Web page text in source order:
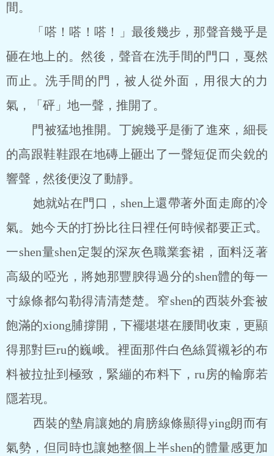
間。
「嗒！嗒！嗒！」最後幾步，那聲音幾乎是
砸在地上的。然後，聲音在洗手間的門口，戛然
而止。洗手間的門，被人從外面，用很大的力
氣，「砰」地一聲，推開了。
門被猛地推開。丁婉幾乎是衝了進來，細長
的高跟鞋鞋跟在地磚上砸出了一聲短促而尖銳的
響聲，然後便沒了動靜。
她就站在門口，shen上還帶著外面走廊的冷
氣。她今天的打扮比往日裡任何時候都要正式。
一shen量shen定製的深灰色職業套裙，面料泛著
高級的啞光，將她那豐腴得過分的shen體的每一
寸線條都勾勒得清清楚楚。窄shen的西裝外套被
飽滿的xiong脯撐開，下襬堪堪在腰間收束，更顯
得那對巨ru的巍峨。裡面那件白色絲質襯衫的布
料被拉扯到極致，緊繃的布料下，ru房的輪廓若
隱若現。
西裝的墊肩讓她的肩膀線條顯得ying朗而有
氣勢，但同時也讓她整個上半shen的體量感更加